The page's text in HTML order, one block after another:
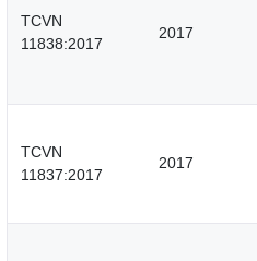
TCVN
11838:2017
2017
TCVN
11837:2017
2017